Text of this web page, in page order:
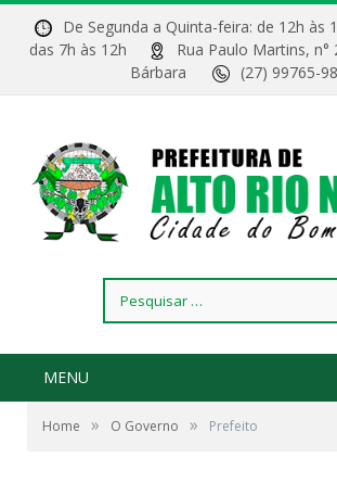
De Segunda a Quinta-feira: de 12h às
das 7h às 12h
Rua Paulo Martins, n°
Bárbara
(27) 99765-
por:
MENU
Home » O Governo » Prefeito